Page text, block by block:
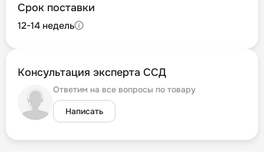
Срок поставки
12-14 недель
Консультация эксперта ССД
Ответим на все вопросы по товару
Написать